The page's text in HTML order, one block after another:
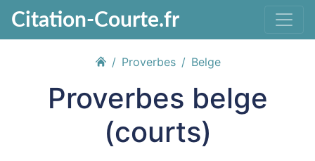
Citation-Courte.fr
Proverbes Belge
Proverbes belge
(courts)